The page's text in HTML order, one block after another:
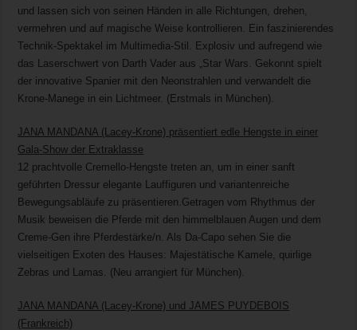
und lassen sich von seinen Händen in alle Richtungen, drehen,
vermehren und auf magische Weise kontrollieren. Ein faszinierendes
Technik-Spektakel im Multimedia-Stil. Explosiv und aufregend wie
das Laserschwert von Darth Vader aus „Star Wars. Gekonnt spielt
der innovative Spanier mit den Neonstrahlen und verwandelt die
Krone-Manege in ein Lichtmeer. (Erstmals in München).
JANA MANDANA (Lacey-Krone) präsentiert edle Hengste in einer
Gala-Show der Extraklasse
12 prachtvolle Cremello-Hengste treten an, um in einer sanft
geführten Dressur elegante Lauffiguren und variantenreiche
Bewegungsabläufe zu präsentieren.Getragen vom Rhythmus der
Musik beweisen die Pferde mit den himmelblauen Augen und dem
Creme-Gen ihre Pferdestärke/n. Als Da-Capo sehen Sie die
vielseitigen Exoten des Hauses: Majestätische Kamele, quirlige
Zebras und Lamas. (Neu arrangiert für München).
JANA MANDANA (Lacey-Krone) und JAMES PUYDEBOIS
(Frankreich)